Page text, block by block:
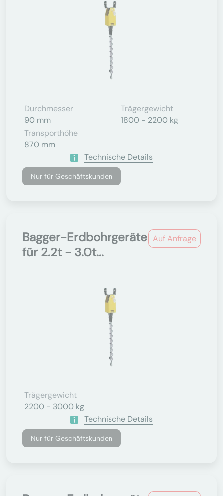
Durchmesser
90 mm
Trägergewicht
1800 - 2200 kg
Transporthöhe
870 mm
Technische Details
Nur für Geschäftskunden
Auf Anfrage
Bagger-Erdbohrgeräte
für 2.2t - 3.0t...
Trägergewicht
2200 - 3000 kg
Technische Details
Nur für Geschäftskunden